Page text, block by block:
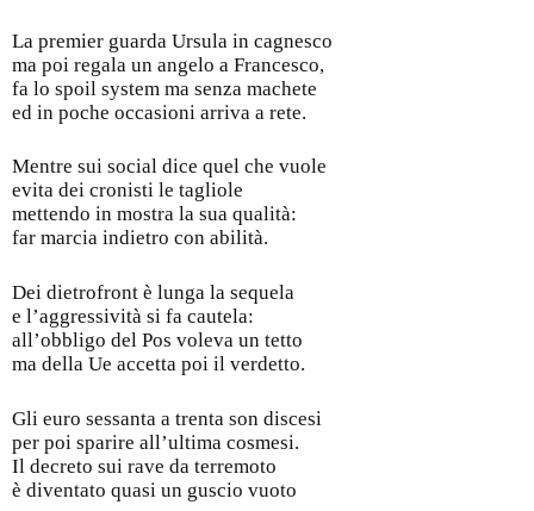
La premier guarda Ursula in cagnesco
ma poi regala un angelo a Francesco,
fa lo spoil system ma senza machete
ed in poche occasioni arriva a rete.
Mentre sui social dice quel che vuole
evita dei cronisti le tagliole
mettendo in mostra la sua qualità:
far marcia indietro con abilità.
Dei dietrofront è lunga la sequela
e l’aggressività si fa cautela:
all’obbligo del Pos voleva un tetto
ma della Ue accetta poi il verdetto.
Gli euro sessanta a trenta son discesi
per poi sparire all’ultima cosmesi.
Il decreto sui rave da terremoto
è diventato quasi un guscio vuoto